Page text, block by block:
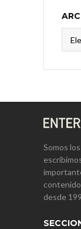
Somos
desde